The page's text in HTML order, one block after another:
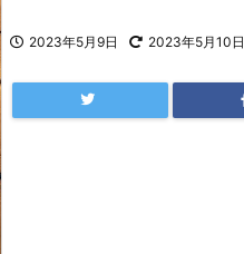
2023年5月9日 2023年5月10日